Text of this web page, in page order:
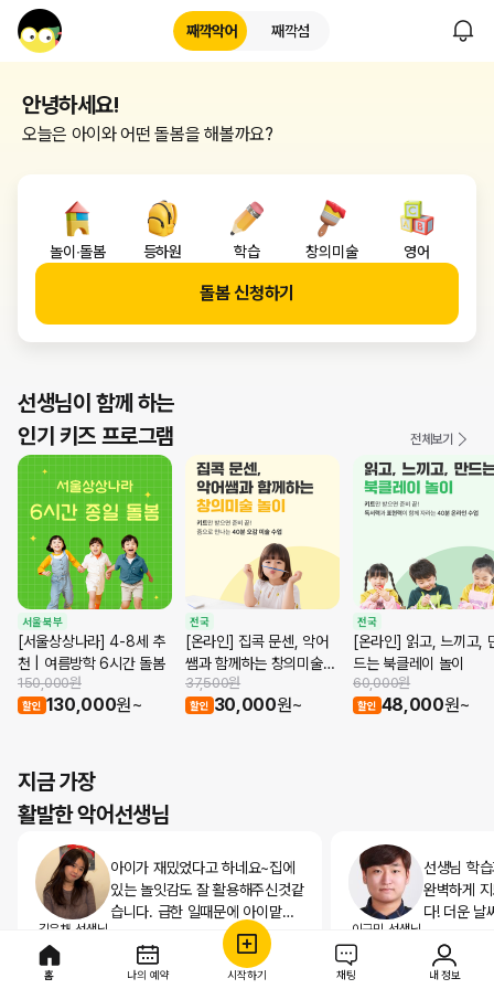
째깍악어 째깍섬
안녕하세요!
오늘은 아이와 어떤 돌봄을 해볼까요?
수업 유형 안내
놀이∙돌봄 등하원 학습 창의미술 영어
돌봄 신청하기
선생님이 함께 하는
인기 키즈 프로그램
전체보기
서울 북부
[서울상상나라] 4-8세 추
천 | 여름방학 6시간 돌봄
150,000원
할인 130,000원~
전국
[온라인] 집콕 문센, 악어
쌤과 함께하는 창의미술
놀이
37,500원
할인 30,000원~
전국
[온라인] 읽고, 느끼고,
드는 북클레이 놀이
60,000원
할인 48,000원~
지금 가장
활발한 악어선생님
김은채 선생님
서울 강서구
아이가 재밌었다고 하네요~집에
있는 놀잇감도 잘 활용해주신것같
습니다. 급한 일때문에 아이맡기
고 가기 불안했는데 아이가 잘 있
었던것같아 다행입니다. 감사합니
8분 전 작성
이규민 선생님
선생님 학
완벽하게
다! 더운 날
홈 나의 예약 시작하기 채팅 내 정보